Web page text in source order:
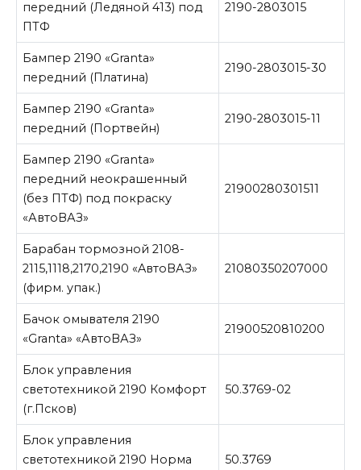
передний (Ледяной 413) под
ПТФ
2190-2803015
Бампер 2190 «Granta»
передний (Платина)
2190-2803015-30
Бампер 2190 «Granta»
передний (Портвейн)
2190-2803015-11
Бампер 2190 «Granta»
передний неокрашенный
(без ПТФ) под покраску
«АвтоВАЗ»
21900280301511
Барабан тормозной 2108-
2115,1118,2170,2190 «AвтоВАЗ»
(фирм. упак.)
21080350207000
Бачок омывателя 2190
«Granta» «АвтоВАЗ»
21900520810200
Блок управления
светотехникой 2190 Комфорт
(г.Псков)
50.3769-02
Блок управления
светотехникой 2190 Норма
50.3769